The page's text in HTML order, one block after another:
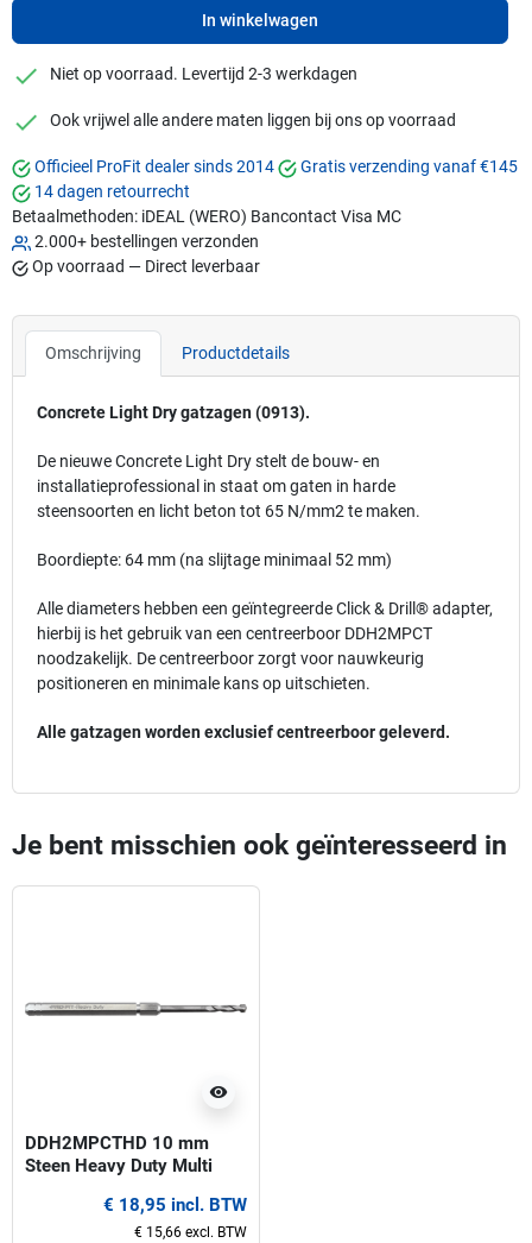
In winkelwagen
checkmark
Niet op voorraad. Levertijd 2-3 werkdagen
checkmark
Ook vrijwel alle andere maten liggen bij ons op voorraad
Officieel ProFit dealer sinds 2014
Gratis verzending vanaf €145
14 dagen retourrecht
Betaalmethoden: iDEAL (WERO) Bancontact Visa MC
2.000+ bestellingen verzonden
Op voorraad — Direct leverbaar
Omschrijving Productdetails
Concrete Light Dry gatzagen (0913).
De nieuwe Concrete Light Dry stelt de bouw- en
installatieprofessional in staat om gaten in harde
steensoorten en licht beton tot 65 N/mm2 te maken.
Boordiepte: 64 mm (na slijtage minimaal 52 mm)
Alle diameters hebben een geïntegreerde Click & Drill® adapter,
hierbij is het gebruik van een centreerboor DDH2MPCT
noodzakelijk. De centreerboor zorgt voor nauwkeurig
positioneren en minimale kans op uitschieten.
Alle gatzagen worden exclusief centreerboor geleverd.
Je bent misschien ook geïnteresseerd in
visibility
DDH2MPCTHD 10 mm
Steen Heavy Duty Multi
voor gatzagen 32-330 mm
€ 18,95 incl. BTW
€ 15,66 excl. BTW